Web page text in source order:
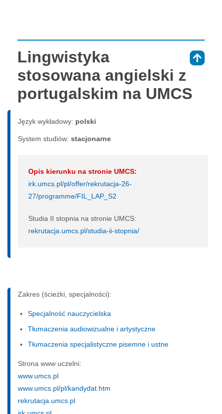
Lingwistyka
stosowana angielski z
portugalskim na UMCS
Język wykładowy: polski
System studiów: sta­cjo­nar­ne
Opis kierunku na stronie UMCS:
irk.umcs.pl/pl/offer/rekrutacja-26-
27/programme/FIL_LAP_S2
Studia II stopnia na stronie UMCS:
rekrutacja.umcs.pl/studia-ii-stopnia/
Zakres (ścieżki, specjalności):
Specjalność nauczycielska
Tłumaczenia audiowizualne i artystyczne
Tłumaczenia specjalistyczne pisemne i ustne
Strona www uczelni:
www.umcs.pl
www.umcs.pl/pl/kandydat.htm
rekrutacja.umcs.pl